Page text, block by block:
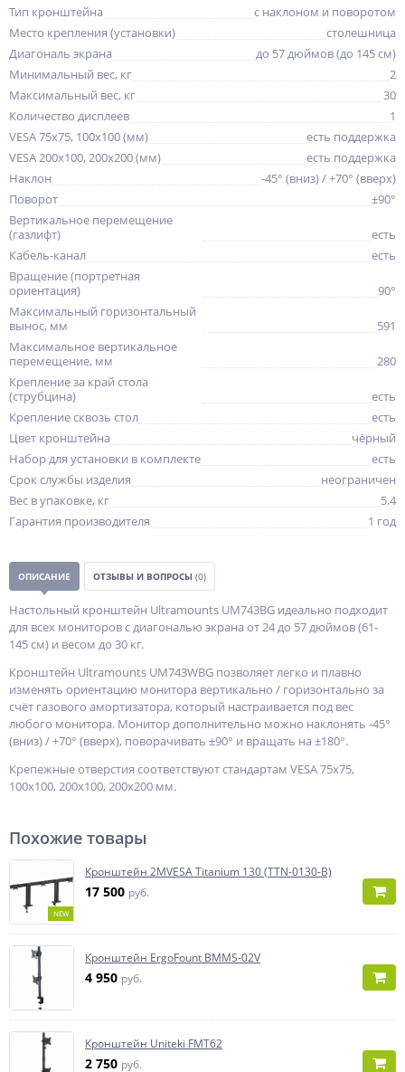
Тип кронштейна
с наклоном и поворотом
Место крепления (установки)
столешница
Диагональ экрана
до 57 дюймов (до 145 см)
Минимальный вес, кг
2
Максимальный вес, кг
30
Количество дисплеев
1
VESA 75x75, 100x100 (мм)
есть поддержка
VESA 200x100, 200x200 (мм)
есть поддержка
Наклон
-45° (вниз) / +70° (вверх)
Поворот
±90°
Вертикальное перемещение
(газлифт)
есть
Кабель-канал
есть
Вращение (портретная
ориентация)
90°
Максимальный горизонтальный
вынос, мм
591
Максимальное вертикальное
перемещение, мм
280
Крепление за край стола
(струбцина)
есть
Крепление сквозь стол
есть
Цвет кронштейна
чёрный
Набор для установки в комплекте
есть
Срок службы изделия
неограничен
Вес в упаковке, кг
5.4
Гарантия производителя
1 год
ОПИСАНИЕ ОТЗЫВЫ И ВОПРОСЫ (0)
Настольный кронштейн Ultramounts UM743BG идеально подходит
для всех мониторов с диагональю экрана от 24 до 57 дюймов (61-
145 см) и весом до 30 кг.
Кронштейн Ultramounts UM743WBG позволяет легко и плавно
изменять ориентацию монитора вертикально / горизонтально за
счёт газового амортизатора, который настраивается под вес
любого монитора. Монитор дополнительно можно наклонять -45°
(вниз) / +70° (вверх), поворачивать ±90° и вращать на ±180°.
Крепежные отверстия соответствуют стандартам VESA 75x75,
100x100, 200x100, 200x200 мм.
Похожие товары
NEW
Кронштейн 2MVESA Titanium 130 (TTN-0130-B)
17 500 руб.
Кронштейн ErgoFount BMMS-02V
4 950 руб.
Кронштейн Uniteki FMT62
2 750 руб.